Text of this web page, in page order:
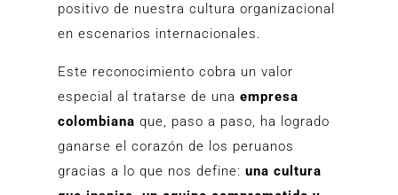
positivo de nuestra cultura organizacional
en escenarios internacionales.
Este reconocimiento cobra un valor
especial al tratarse de una empresa
colombiana que, paso a paso, ha logrado
ganarse el corazón de los peruanos
gracias a lo que nos define: una cultura